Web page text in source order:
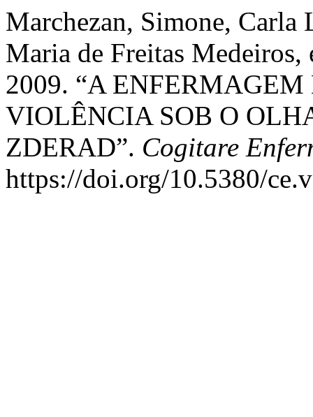
Marchezan, Simone,
Maria de Freitas Medeiros,
2009. “A
VIOLÊNCIA SOB O
ZDERAD”. Cogitare
https://doi.org/10.5380/